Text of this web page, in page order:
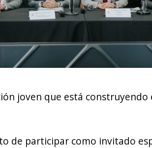
joven que está construyendo
de participar como invitado